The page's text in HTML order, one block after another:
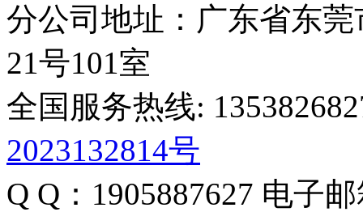
分公司地址：广东省东
21号101室
全国服务热线:
2023132814号
Q Q：1905887627 电子